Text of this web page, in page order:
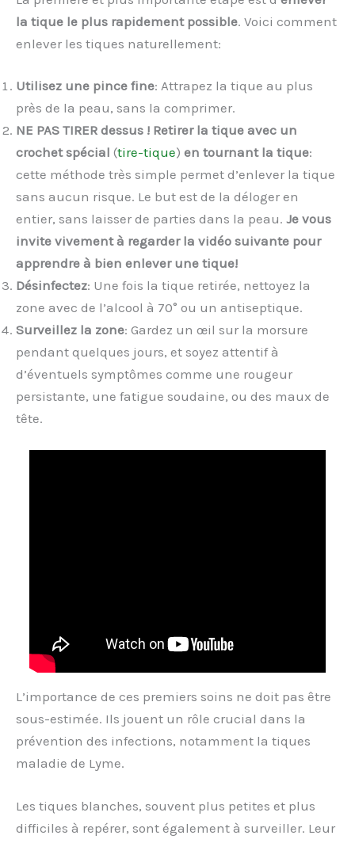
la tique le plus rapidement possible. Voici comment
enlever les tiques naturellement:
Utilisez une pince fine: Attrapez la tique au plus
près de la peau, sans la comprimer.
NE PAS TIRER dessus ! Retirer la tique avec un
crochet spécial (tire-tique) en tournant la tique:
cette méthode très simple permet d’enlever la tique
sans aucun risque. Le but est de la déloger en
entier, sans laisser de parties dans la peau. Je vous
invite vivement à regarder la vidéo suivante pour
apprendre à bien enlever une tique!
Désinfectez: Une fois la tique retirée, nettoyez la
zone avec de l’alcool à 70° ou un antiseptique.
Surveillez la zone: Gardez un œil sur la morsure
pendant quelques jours, et soyez attentif à
d’éventuels symptômes comme une rougeur
persistante, une fatigue soudaine, ou des maux de
tête.
L’importance de ces premiers soins ne doit pas être
sous-estimée. Ils jouent un rôle crucial dans la
prévention des infections, notamment la tiques
maladie de Lyme.
Les tiques blanches, souvent plus petites et plus
difficiles à repérer, sont également à surveiller. Leur